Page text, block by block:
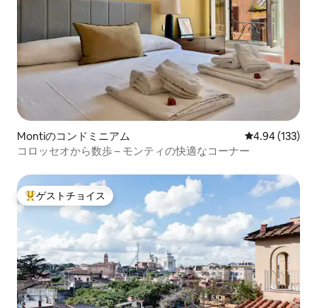
Montiのコンドミニアム レビュー133
4.94 (133)
コロッセオから数歩 – モンティの快適なコーナー
大好評のゲストチョイスです。
ゲストチョイス